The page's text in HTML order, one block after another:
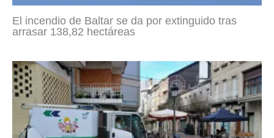
El incendio de Baltar se da por extinguido tras
arrasar 138,82 hectáreas